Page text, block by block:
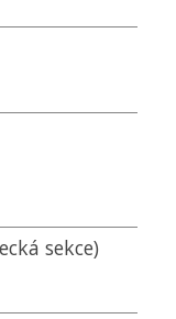
sekce)